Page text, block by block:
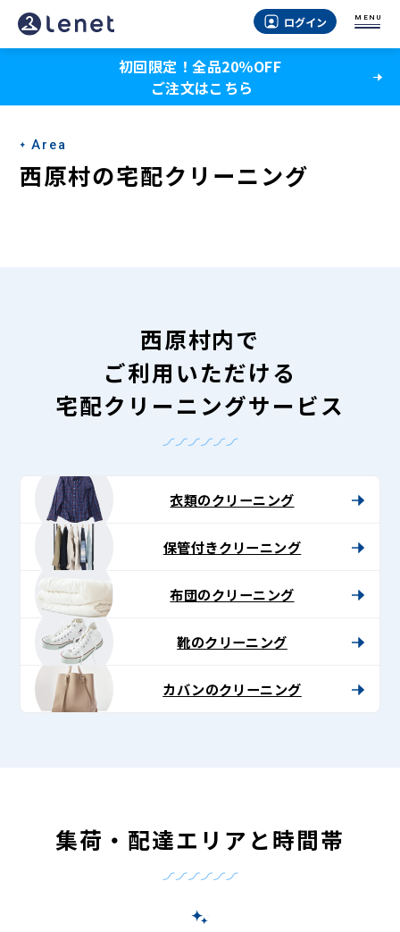
西
原
の
宅
配
ト〉
ログイン MENU
初回限定！全品20％OFF
ご注文はこちら
Area
西原村の宅配クリーニング
西原村内で
ご利用いただける
宅配クリーニングサービス
衣類のクリーニング
保管付きクリーニング
布団のクリーニング
靴のクリーニング
カバンのクリーニング
集荷・配達エリアと時間帯